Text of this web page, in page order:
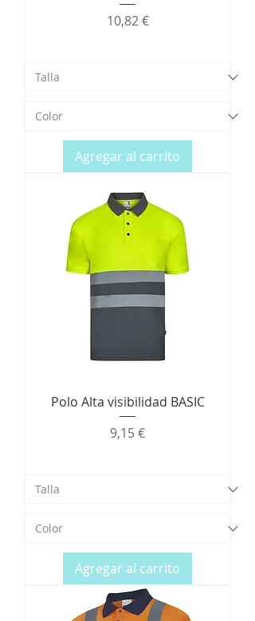
Precio
10,82 €
Agregar al carrito
Polo Alta visibilidad BASIC
Precio
9,15 €
Agregar al carrito